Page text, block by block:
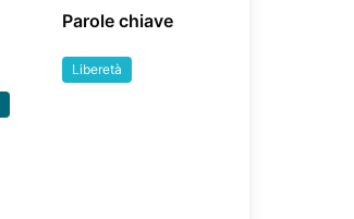
Parole chiave
Liberetà